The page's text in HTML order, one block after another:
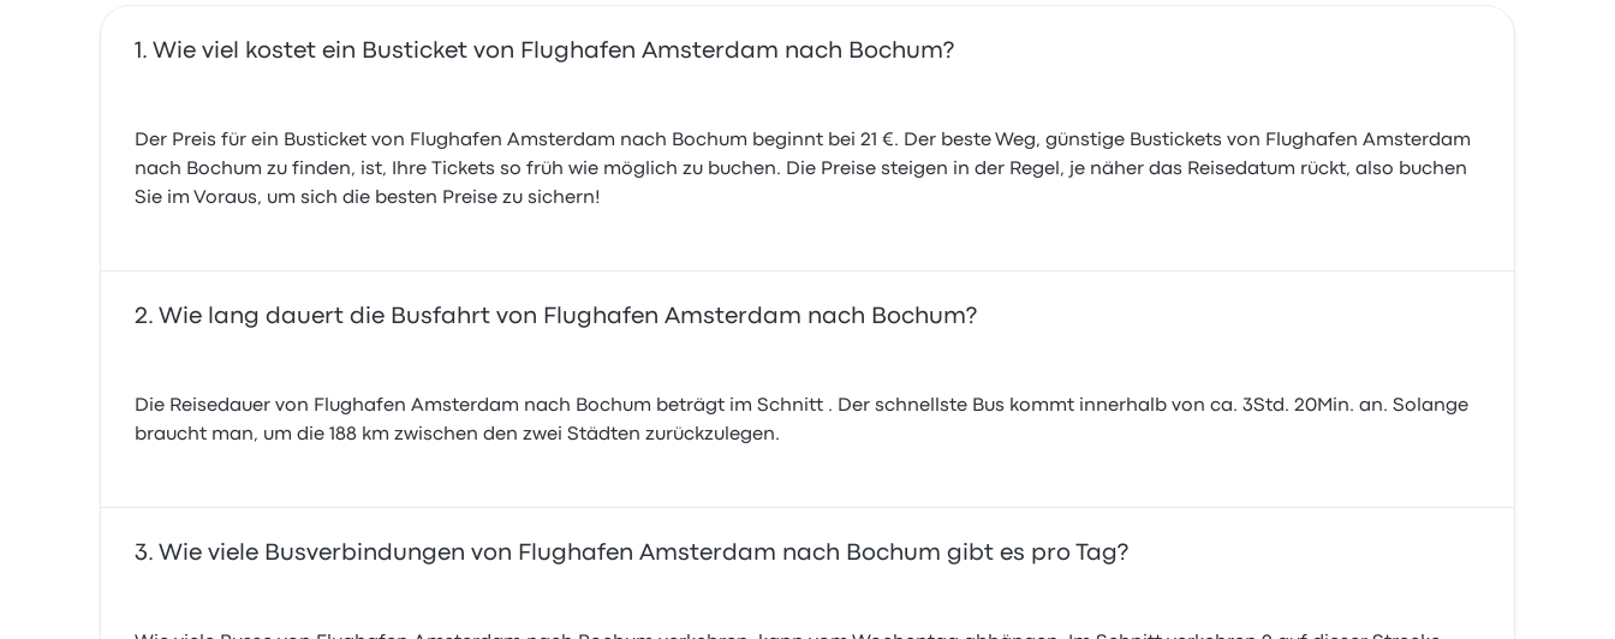
Wie viel kostet ein Busticket von Flughafen Amsterdam nach Bochum?
Der Preis für ein Busticket von Flughafen Amsterdam nach Bochum beginnt bei 21 €. Der beste Weg, günstige Bustickets von Flughafen Amsterdam
nach Bochum zu finden, ist, Ihre Tickets so früh wie möglich zu buchen. Die Preise steigen in der Regel, je näher das Reisedatum rückt, also buchen
Sie im Voraus, um sich die besten Preise zu sichern!
Wie lang dauert die Busfahrt von Flughafen Amsterdam nach Bochum?
Die Reisedauer von Flughafen Amsterdam nach Bochum beträgt im Schnitt . Der schnellste Bus kommt innerhalb von ca. 3Std. 20Min. an. Solange
braucht man, um die 188 km zwischen den zwei Städten zurückzulegen.
Wie viele Busverbindungen von Flughafen Amsterdam nach Bochum gibt es pro Tag?